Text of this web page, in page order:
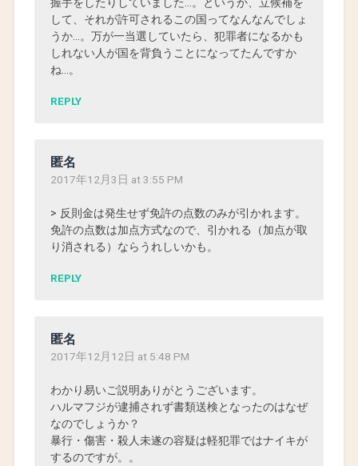
握手をしたりしていました…。というか、立候補を
して、それが許可されるこの国ってなんなんでしょ
うか…。万が一当選していたら、犯罪者になるかも
しれない人が国を背負うことになってたんですか
ね…。
REPLY
匿名
2017年12月3日 at 3:55 PM
> 反則金は発生せず免許の点数のみが引かれます。
免許の点数は加点方式なので、引かれる（加点が取
り消される）ならうれしいかも。
REPLY
匿名
2017年12月12日 at 5:48 PM
わかり易いご説明ありがとうございます。
ハルマフジが逮捕されず書類送検となったのはなぜ
なのでしょうか？
暴行・傷害・殺人未遂の容疑は軽犯罪ではナイキが
するのですが。。